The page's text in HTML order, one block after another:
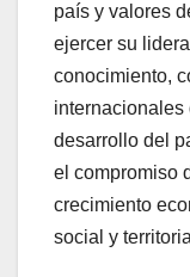
país y valores
ejercer su
conocimiento,
internacionales
desarrollo del
el compromiso
crecimiento
social y